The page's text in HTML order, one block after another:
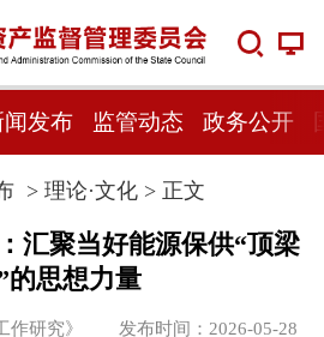
闻发布 监管动态 政务公开
> 理论·文化> 正文
汇聚当好能源保供“顶梁
的思想力量
作研究》 发布时间：2026-05-28